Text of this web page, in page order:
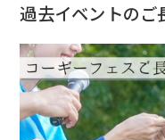
過去イベントのご